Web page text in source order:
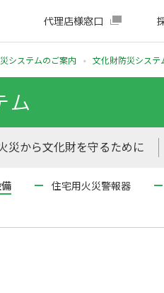
代理店様窓口
システムのご案内 文化財防災システ
ム
災から文化財を守るために
住宅用火災警報器